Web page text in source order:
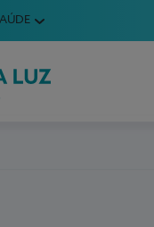
Amadora